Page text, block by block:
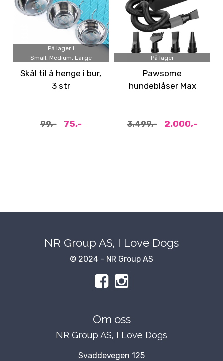
På lager i
Small, Medium, Large
Skål til å henge i bur,
3 str
99,- 75,-
På lager
Pawsome
hundeblåser Max
hundeføner
3.499,- 2.000,-
NR Group AS, I Love Dogs
© 2024 - NR Group AS
Om oss
NR Group AS, I Love Dogs
Svaddevegen 125